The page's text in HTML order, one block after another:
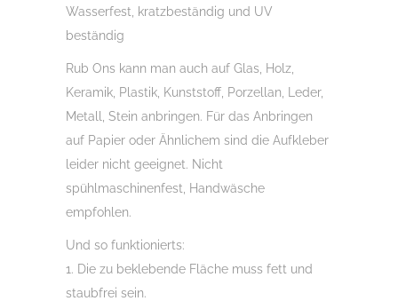
Wasserfest, kratzbeständig und UV
beständig
Rub Ons kann man auch auf Glas, Holz,
Keramik, Plastik, Kunststoff, Porzellan, Leder,
Metall, Stein anbringen. Für das Anbringen
auf Papier oder Ähnlichem sind die Aufkleber
leider nicht geeignet. Nicht
spühlmaschinenfest, Handwäsche
empfohlen.
Und so funktionierts:
1. Die zu beklebende Fläche muss fett und
staubfrei sein.